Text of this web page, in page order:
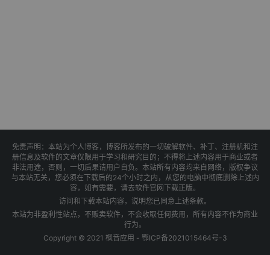
免责声明：本站为个人博客，博客所发布的一切破解软件、补丁、注册机和注
册信息及软件的文章仅限用于学习和研究目的；不得将上述内容用于商业或者
非法用途，否则，一切后果请用户自负。本站所有内容均来自网络，版权争议
与本站无关，您必须在下载后的24个小时之内，从您的电脑中彻底删除上述内
容，如有需要，请去软件官网下载正版。
访问和下载本站内容，说明您已同意上述条款。
本站为非盈利性站点，不贩卖软件，不会收取任何费用，所有内容不作为商业
行为。
Copyright © 2021 枫音应用 - 鄂ICP备2021015464号-3